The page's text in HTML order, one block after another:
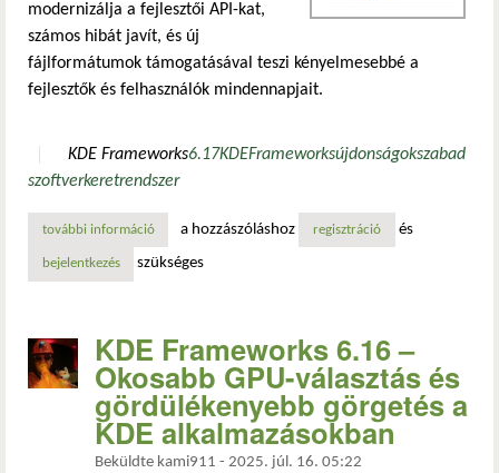
modernizálja a fejlesztői API-kat,
számos hibát javít, és új
fájlformátumok támogatásával teszi kényelmesebbé a
fejlesztők és felhasználók mindennapjait.
KDE Frameworks6.17KDEFrameworksújdonságokszabad
szoftverkeretrendszer
további információkde frameworks 6.17 – új funkciók, fejlesztői kényelmi
a hozzászóláshoz regisztráció és
bejelentkezés szükséges
KDE Frameworks 6.16 –
Okosabb GPU-választás és
gördülékenyebb görgetés a
KDE alkalmazásokban
Beküldte kami911 - 2025. júl. 16. 05:22